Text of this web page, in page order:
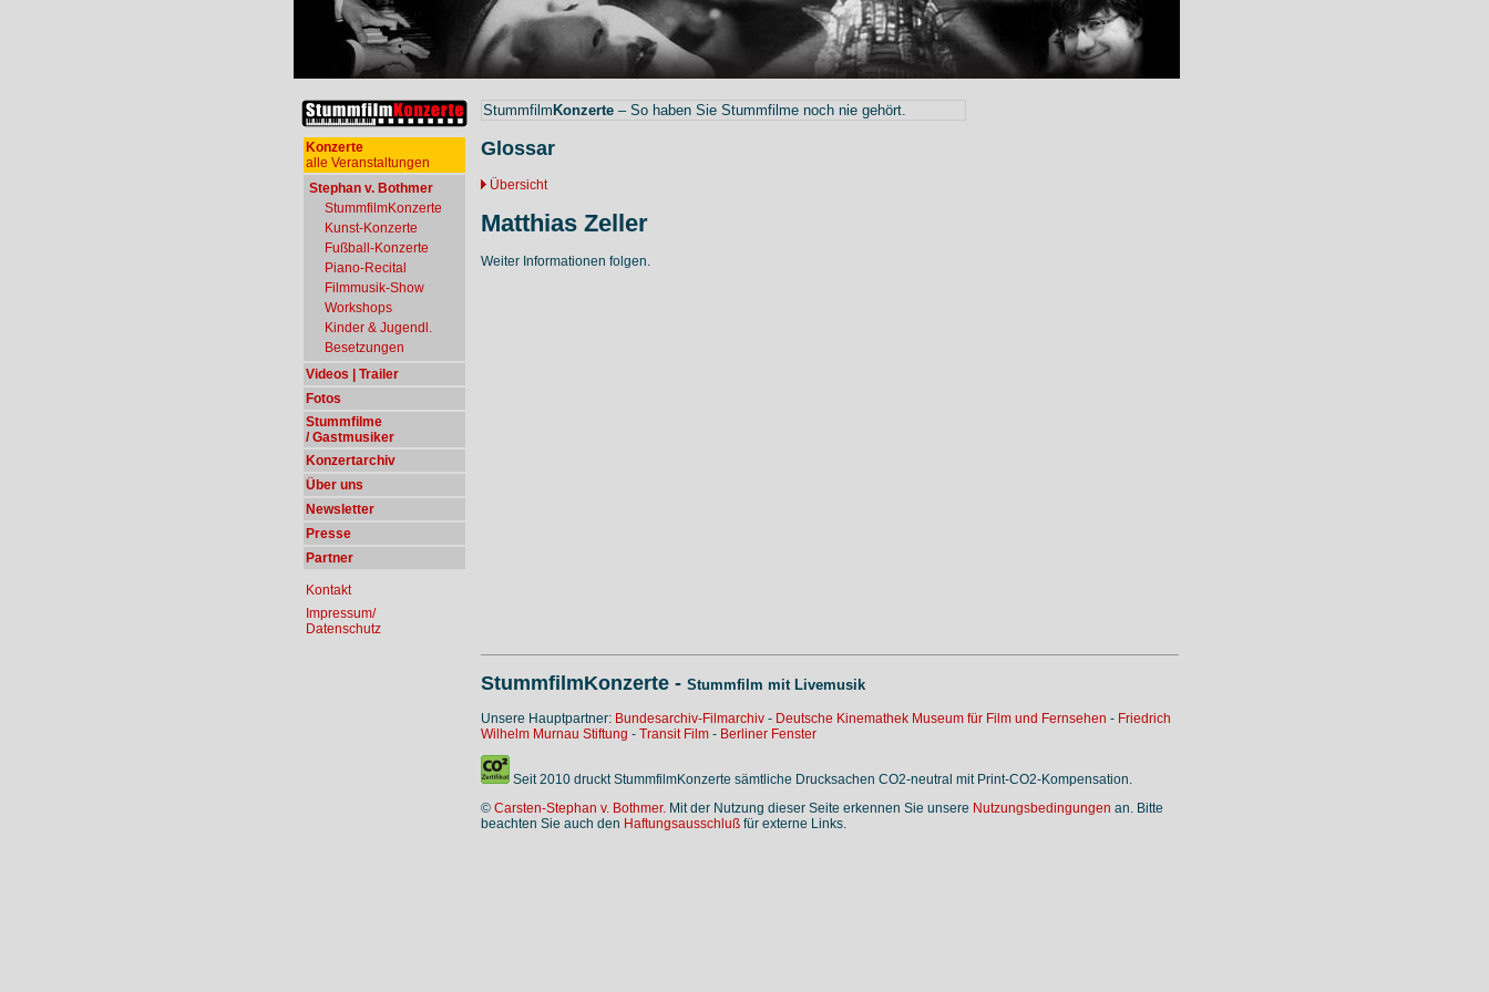
Konzerte
alle Veranstaltungen
Stephan v. Bothmer
StummfilmKonzerte
Kunst-Konzerte
Fußball-Konzerte
Piano-Recital
Filmmusik-Show
Workshops
Kinder & Jugendl.
Besetzungen
Videos | Trailer
Fotos
Stummfilme
/ Gastmusiker
Konzertarchiv
Über uns
Newsletter
Presse
Partner
Kontakt
Impressum/
Datenschutz
Stummfilm Konzerte – So haben Sie Stummfilme noch nie gehört.
Glossar
Übersicht
Matthias Zeller
Weiter Informationen folgen.
StummfilmKonzerte - Stummfilm mit Livemusik
Unsere Hauptpartner: Bundesarchiv-Filmarchiv - Deutsche Kinemathek Museum für Film und Fernsehen - Friedrich
Wilhelm Murnau Stiftung - Transit Film - Berliner Fenster
Seit 2010 druckt StummfilmKonzerte sämtliche Drucksachen CO2-neutral mit Print-CO2-Kompensation.
© Carsten-Stephan v. Bothmer. Mit der Nutzung dieser Seite erkennen Sie unsere Nutzungsbedingungen an. Bitte
beachten Sie auch den Haftungsausschluß für externe Links.